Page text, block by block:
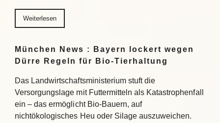
Weiterlesen
München News : Bayern lockert wegen
Dürre Regeln für Bio-Tierhaltung
Das Landwirtschaftsministerium stuft die
Versorgungslage mit Futtermitteln als Katastrophenfall
ein – das ermöglicht Bio-Bauern, auf
nichtökologisches Heu oder Silage auszuweichen.